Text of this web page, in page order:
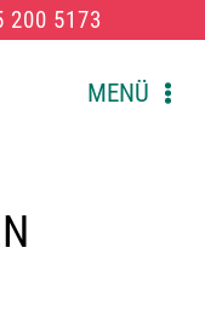
200 5173
MENÜ